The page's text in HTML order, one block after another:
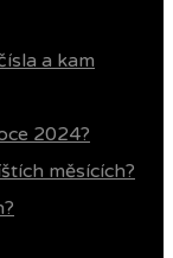
a kam
2024?
měsících?